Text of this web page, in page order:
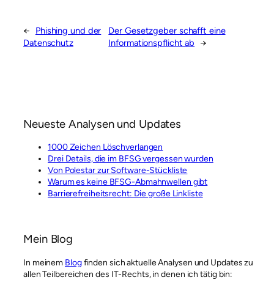
←
Phishing und der
Datenschutz
Der Gesetzgeber schafft eine
Informationspflicht ab
→
Neueste Analysen und Updates
1000 Zeichen Löschverlangen
Drei Details, die im BFSG vergessen wurden
Von Polestar zur Software-Stückliste
Warum es keine BFSG-Abmahnwellen gibt
Barrierefreiheitsrecht: Die große Linkliste
Mein Blog
In meinem Blogfinden sich aktuelle Analysen und Updates zu
allen Teilbereichen des IT-Rechts, in denen ich tätig bin: